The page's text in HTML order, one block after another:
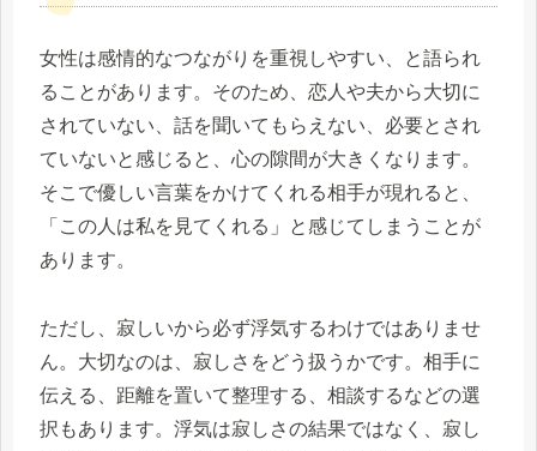
女性は感情的なつながりを重視しやすい、と語られ
ることがあります。そのため、恋人や夫から大切に
されていない、話を聞いてもらえない、必要とされ
ていないと感じると、心の隙間が大きくなります。
そこで優しい言葉をかけてくれる相手が現れると、
「この人は私を見てくれる」と感じてしまうことが
あります。
ただし、寂しいから必ず浮気するわけではありませ
ん。大切なのは、寂しさをどう扱うかです。相手に
伝える、距離を置いて整理する、相談するなどの選
択もあります。浮気は寂しさの結果ではなく、寂し